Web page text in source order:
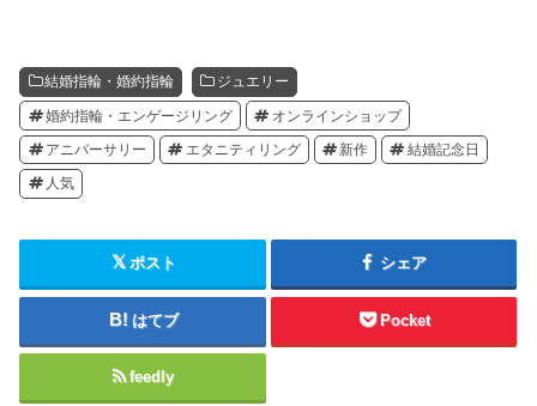
結婚指輪・婚約指輪 ジュエリー
婚約指輪・エンゲージリング オンラインショップ
アニバーサリー エタニティリング 新作 結婚記念日
人気
ポスト シェア
はてブ Pocket
feedly